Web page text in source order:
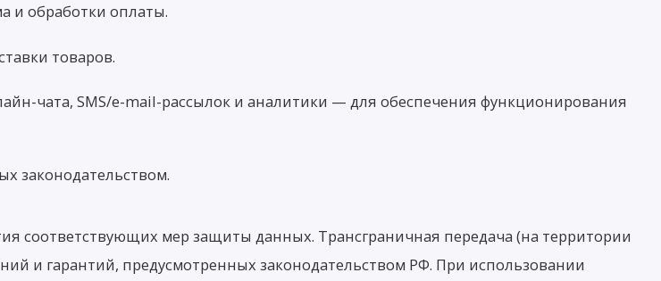
и обработки оплаты.
товаров.
чата, SMS/e-mail-рассылок и аналитики — для обеспечения функционирования
законодательством.
соответствующих мер защиты данных. Трансграничная передача (на территории
и гарантий, предусмотренных законодательством РФ. При использовании